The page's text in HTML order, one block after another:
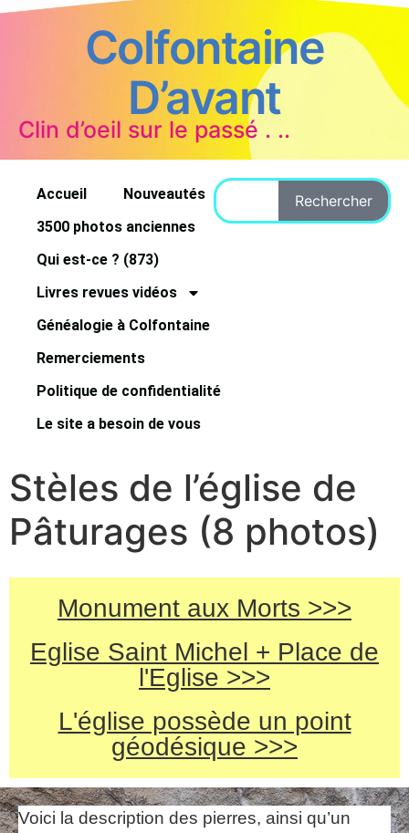
Colfontaine
D’avant
Clin d’oeil sur le passé . ..
Accueil
Nouveautés
3500 photos anciennes
Qui est-ce ? (873)
Livres revues vidéos
Généalogie à Colfontaine
Remerciements
Politique de confidentialité
Le site a besoin de vous
Rechercher
Stèles de l’église de
Pâturages (8 photos)
Monument aux Morts >>>
Eglise Saint Michel + Place de
l'Eglise >>>
L'église possède un point
géodésique >>>
Voici la description des pierres, ainsi qu’un